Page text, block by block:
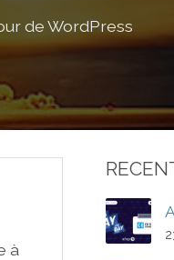
de WordPress
à